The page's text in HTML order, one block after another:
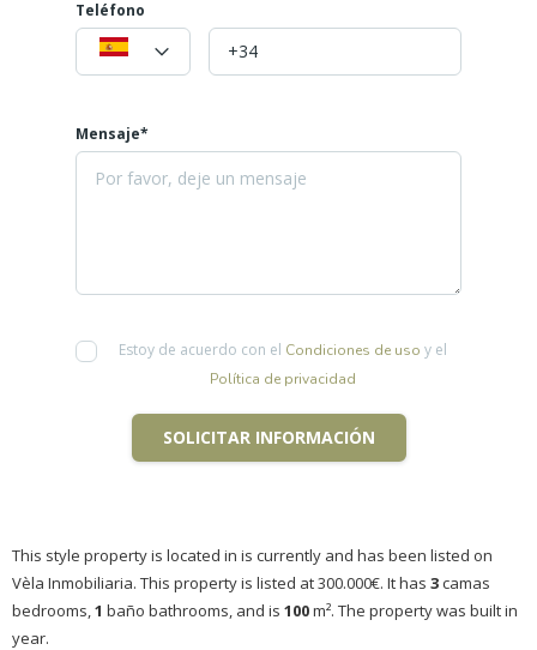
Teléfono
Mensaje*
Estoy de acuerdo con el Condiciones de uso y el
Política de privacidad
SOLICITAR INFORMACIÓN
This style property is located in is currently and has been listed on
Vèla Inmobiliaria. This property is listed at 300.000€. It has 3camas
bedrooms,1 baño bathrooms, and is 100m². The property was built in
year.